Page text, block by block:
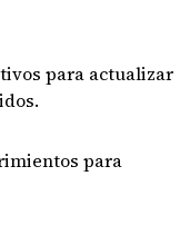
para actualizar
para